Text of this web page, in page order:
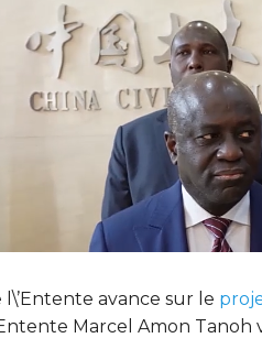
l\’Entente avance sur le
Marcel Amon